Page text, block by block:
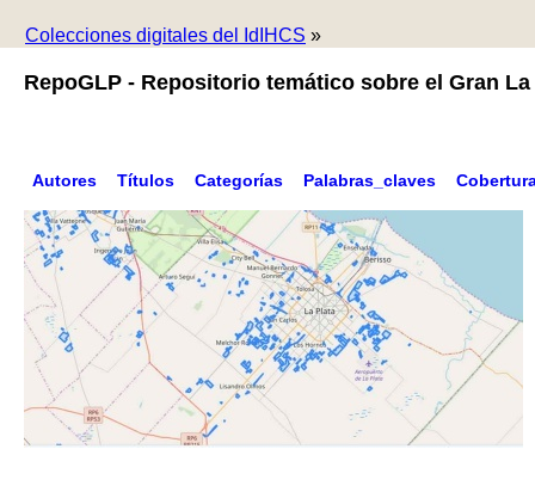
Colecciones digitales del IdIHCS »
RepoGLP - Repositorio temático sobre el Gran La
Autores Títulos Categorías Palabras_claves